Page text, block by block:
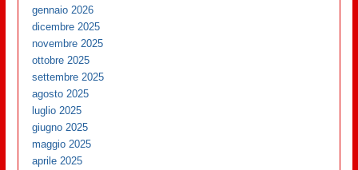
gennaio 2026
dicembre 2025
novembre 2025
ottobre 2025
settembre 2025
agosto 2025
luglio 2025
giugno 2025
maggio 2025
aprile 2025